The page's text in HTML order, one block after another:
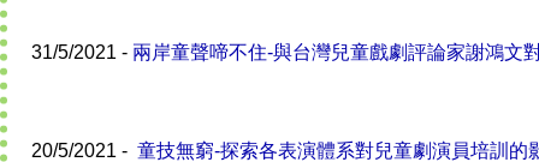
31/5/2021 - 兩岸童聲啼不住-與台灣兒童戲劇評論家謝鴻文
20/5/2021 - 童技無窮-探索各表演體系對兒童劇演員培訓的